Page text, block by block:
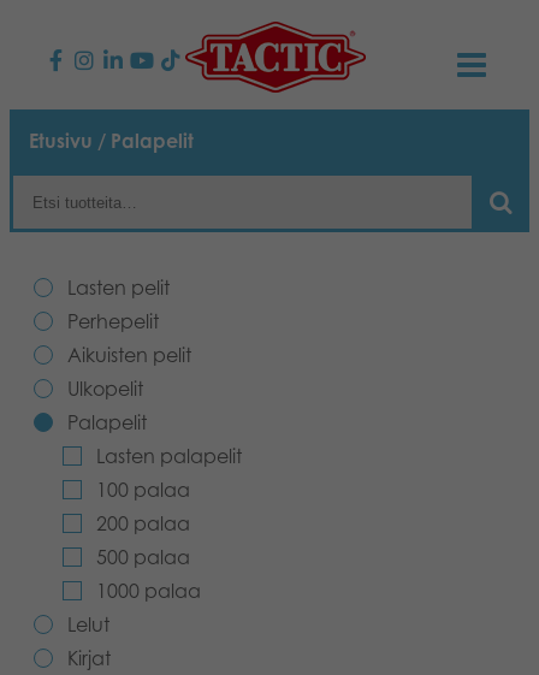
KAUPPA
Lasten pelit
Aikuisten pelit
Ulkopelit
Palapelit
Lelut
Kirjat
Arkistoidut tuotteet
AJANKOHTAISTA
Tapa toimia
Vastuullisuus
Tarina
YHTEYSTIEDOT
Ota yhteyttä
Reklamaatiot
Sivustot
Medialle
PLAY CLUB
OSTOSKORI
OMA TILI
Etusivu / Palapelit
Lasten pelit
Perhepelit
Aikuisten pelit
Ulkopelit
Palapelit
Lasten palapelit
100 palaa
200 palaa
500 palaa
1000 palaa
Lelut
Kirjat